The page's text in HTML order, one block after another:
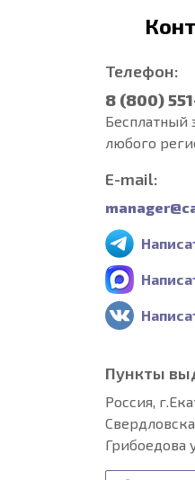
Телефон:
8 (800)
Бесплатный
любого
E-mail:
Пункты
Россия,
Грибоедова